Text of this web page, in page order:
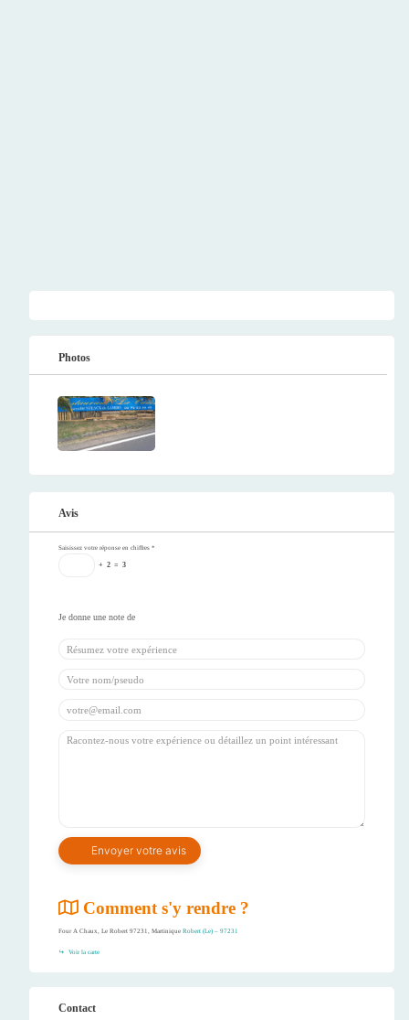
Photos
Avis
Saisissez votre réponse en chiffres *
+ 2 = 3
Comment s'y rendre ?
Four A Chaux, Le Robert 97231, Martinique Robert (Le) – 97231
Voir la carte
Contact